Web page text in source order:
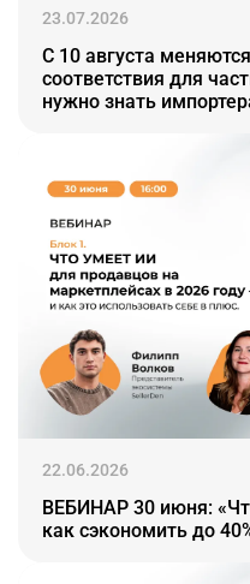
23.07.2026
С 10 августа
соответствия для
нужно знать
22.06.2026
ВЕБИНАР 30 июня:
как сэкономить до